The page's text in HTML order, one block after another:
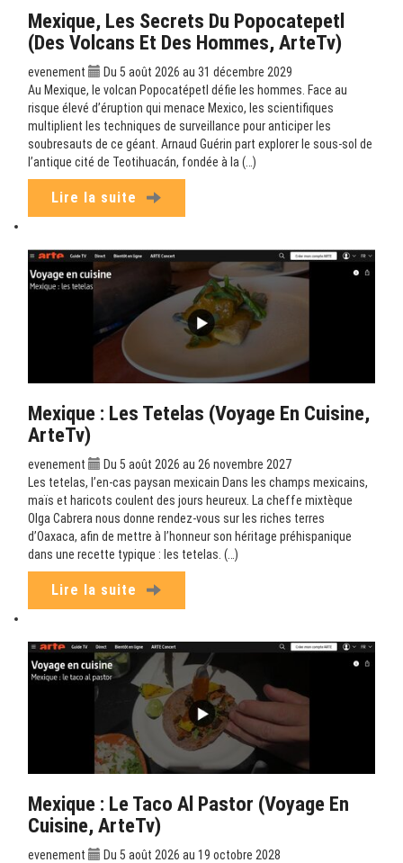
Mexique, Les Secrets Du Popocatepetl
(Des Volcans Et Des Hommes, ArteTv)
evenement
Du 5 août 2026 au 31 décembre 2029
Au Mexique, le volcan Popocatépetl défie les hommes. Face au
risque élevé d’éruption qui menace Mexico, les scientifiques
multiplient les techniques de surveillance pour anticiper les
soubresauts de ce géant. Arnaud Guérin part explorer le sous-sol de
l’antique cité de Teotihuacán, fondée à la (…)
Lire la suite
Mexique : Les Tetelas (Voyage En Cuisine,
ArteTv)
evenement
Du 5 août 2026 au 26 novembre 2027
Les tetelas, l’en-cas paysan mexicain Dans les champs mexicains,
maïs et haricots coulent des jours heureux. La cheffe mixtèque
Olga Cabrera nous donne rendez-vous sur les riches terres
d’Oaxaca, afin de mettre à l’honneur son héritage préhispanique
dans une recette typique : les tetelas. (…)
Lire la suite
Mexique : Le Taco Al Pastor (Voyage En
Cuisine, ArteTv)
evenement
Du 5 août 2026 au 19 octobre 2028